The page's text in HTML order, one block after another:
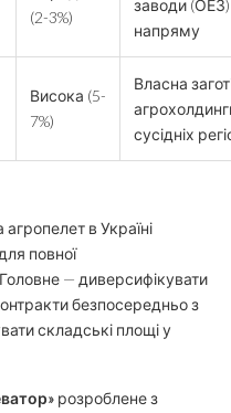
(2-3%)
заводи (ОЕЗ)
напряму
Висока (5-
7%)
Власна
сусідніх
в Україні
повної
— диверсифікувати
безпосередньо з
складські площі у
розроблене з